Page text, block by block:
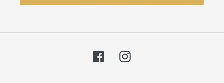
FacebookInstagram